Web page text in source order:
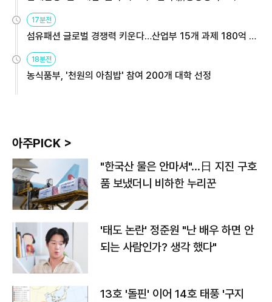
용해야
17분전
섬유패션 글로벌 경쟁력 키운다…산업부 15개 과제 180억 지
원
18분전
농식품부, '천원의 아침밥' 참여 200개 대학 선정
아주PICK >
"한국산 물은 안마셔"…日 지진 구호
품 보냈더니 비하한 누리꾼
'태도 논란' 정준원 "난 배우 하면 안
되는 사람인가? 생각 했다"
13호 '돌핀' 이어 14호 태풍 '구지